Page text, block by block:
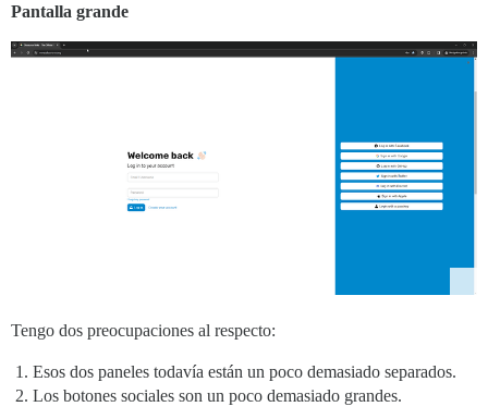
Pantalla grande
Tengo dos preocupaciones al respecto:
Esos dos paneles todavía están un poco demasiado separados.
Los botones sociales son un poco demasiado grandes.